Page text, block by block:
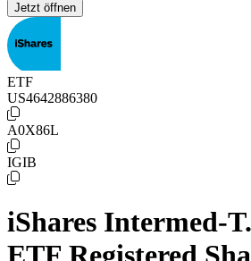
Jetzt öffnen
ETF
US4642886380
A0X86L
IGIB
iShares Intermed-